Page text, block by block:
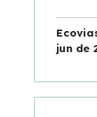
jun de